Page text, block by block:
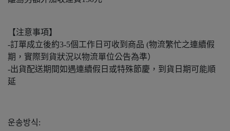
【注意事項】
-訂單成立後約3-5個工作日可收到商品 (物流繁忙之連續假
期，實際到貨狀況以物流單位公告為準）
-出貨配送期間如遇連續假日或特殊節慶，到貨日期可能順
延
운송방식: